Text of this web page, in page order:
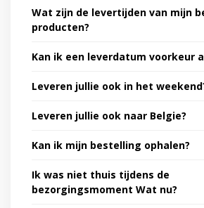
Wat zijn de levertijden van mijn
producten?
Kan ik een leverdatum voorkeur
Leveren jullie ook in het
Leveren jullie ook naar Belgie?
Kan ik mijn bestelling ophalen?
Ik was niet thuis tijdens de
bezorgingsmoment Wat nu?